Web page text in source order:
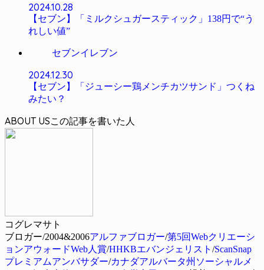
2024.10.28
【セブン】「ミルクシュガースティック」138円で“う
れしい値”
セブンイレブン
2024.12.30
【セブン】「ジューシー鶏メンチカツサンド」つくね
みたい？
ABOUT US
コグレマサト
ブロガー/2004&2006アルファブロガー/第5回Webクリエーシ
ョンアウォードWeb人賞/HHKBエバンジェリスト /ScanSnap
プレミアムアンバサダー/カナダアルバータ州ソーシャルメ